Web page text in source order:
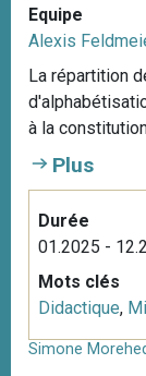
Equipe
Alexis
La répartition
à la
Plus
Durée
01.2025 -
Mots clés
Didactique,
Simone